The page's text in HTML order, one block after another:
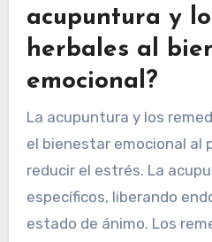
acupuntura y
herbales al
emocional?
La acupuntura y los
el bienestar emocional al
reducir el estrés. La
específicos, liberando
estado de ánimo. Los